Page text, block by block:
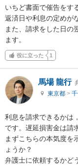
いちど書面で催告をす
返済日や利息の定めが
また、請求をした日の
ます。
役に立った 1
馬場 龍行
東京都 >
利息を請求できるかは
です。遅延損害金は請
まずこちらの本気度を
ょうか？
弁護士に依頼するかど